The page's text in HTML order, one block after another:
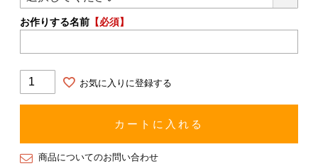
お作りする名前 【必須】
お気に入りに登録する
カートに入れる
商品についてのお問い合わせ